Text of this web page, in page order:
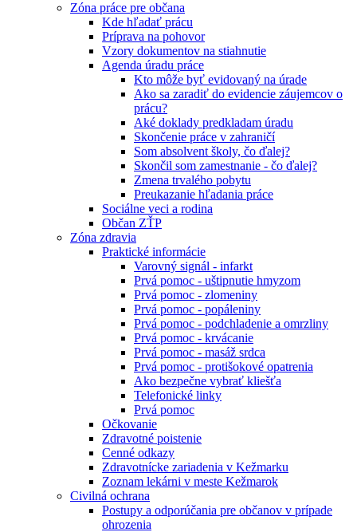
Zóna práce pre občana
Kde hľadať prácu
Príprava na pohovor
Vzory dokumentov na stiahnutie
Agenda úradu práce
Kto môže byť evidovaný na úrade
Ako sa zaradiť do evidencie záujemcov o
prácu?
Aké doklady predkladam úradu
Skončenie práce v zahraničí
Som absolvent školy, čo ďalej?
Skončil som zamestnanie - čo ďalej?
Zmena trvalého pobytu
Preukazanie hľadania práce
Sociálne veci a rodina
Občan ZŤP
Zóna zdravia
Praktické informácie
Varovný signál - infarkt
Prvá pomoc - uštipnutie hmyzom
Prvá pomoc - zlomeniny
Prvá pomoc - popáleniny
Prvá pomoc - podchladenie a omrzliny
Prvá pomoc - krvácanie
Prvá pomoc - masáž srdca
Prvá pomoc - protišokové opatrenia
Ako bezpečne vybrať kliešťa
Telefonické linky
Prvá pomoc
Očkovanie
Zdravotné poistenie
Cenné odkazy
Zdravotnícke zariadenia v Kežmarku
Zoznam lekárni v meste Kežmarok
Civilná ochrana
Postupy a odporúčania pre občanov v prípade
ohrozenia